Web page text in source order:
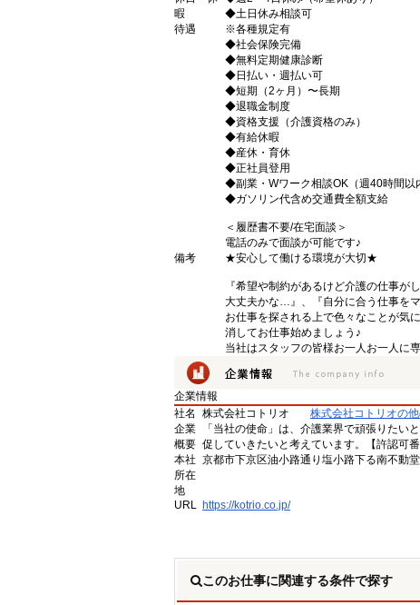
暇
◆土日休み相談可
待遇
※各種規定有
◆社会保険完備
◆無料定期健康診断
◆日払い・週払い可
◆短期（2ヶ月）〜長期
◆退職金制度
◆資格支援（介護資格のみ）
◆有給休暇
◆産休・育休
◆正社員登用
◆副業・Wワーク相談OK（週40時間以
◆ガソリン代含め交通費全額支給
＜履歴書不要/在宅面談＞
電話のみで面談が可能です♪
備考
★安心して働ける環境が大切★
『希望や制約があるけど介護の仕事
大丈夫かな…』、『自分に合う仕事を
お仕事を探される上で色々なことが気
消してお仕事始めましょう♪
当社はスタッフの皆様お一人お一人に
企業情報
社名
株式会社コトリオ
株式会社コトリオの
企業
概要
「当社の使命」は、介護業界で頑張りた
促していきたいと考えています。【許認
本社
所在
地
京都市下京区油小路通り塩小路下る南不動
URL https://kotrio.co.jp/
このお仕事に関連する条件で探す